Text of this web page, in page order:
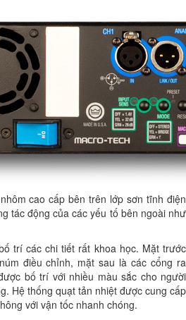
cao cấp bên trên lớp sơn tĩnh điện
tác động của các yếu tố bên ngoài như
trí các chi tiết rất khoa học. Mặt trước
điều chỉnh, mặt sau là các cổng ra
bố trí với nhiều màu sắc cho người
Hệ thống quạt tản nhiệt được cung cấp
với vận tốc nhanh chóng.